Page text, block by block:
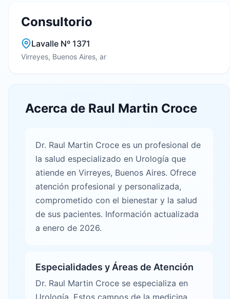
Consultorio
Lavalle Nº 1371
Virreyes, Buenos Aires, ar
Acerca de Raul Martin Croce
Dr. Raul Martin Croce es un profesional de
la salud especializado en Urología que
atiende en Virreyes, Buenos Aires. Ofrece
atención profesional y personalizada,
comprometido con el bienestar y la salud
de sus pacientes. Información actualizada
a enero de 2026.
Especialidades y Áreas de Atención
Dr. Raul Martin Croce se especializa en
Urología. Estos campos de la medicina